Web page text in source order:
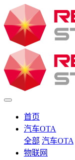
首页
汽车OTA
全部 汽车OTA
物联网